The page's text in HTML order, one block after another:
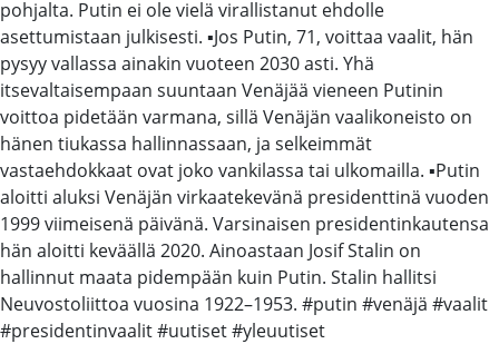
pohjalta. Putin ei ole vielä virallistanut ehdolle
asettumistaan julkisesti. ▪️Jos Putin, 71, voittaa vaalit, hän
pysyy vallassa ainakin vuoteen 2030 asti. Yhä
itsevaltaisempaan suuntaan Venäjää vieneen Putinin
voittoa pidetään varmana, sillä Venäjän vaalikoneisto on
hänen tiukassa hallinnassaan, ja selkeimmät
vastaehdokkaat ovat joko vankilassa tai ulkomailla. ▪️Putin
aloitti aluksi Venäjän virkaatekevänä presidenttinä vuoden
1999 viimeisenä päivänä. Varsinaisen presidentinkautensa
hän aloitti keväällä 2020. Ainoastaan Josif Stalin on
hallinnut maata pidempään kuin Putin. Stalin hallitsi
Neuvostoliittoa vuosina 1922–1953. #putin #venäjä #vaalit
#presidentinvaalit #uutiset #yleuutiset